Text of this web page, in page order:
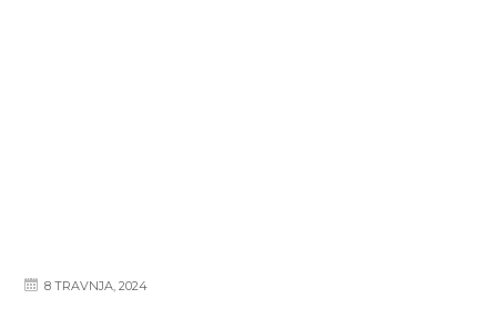
8 TRAVNJA, 2024